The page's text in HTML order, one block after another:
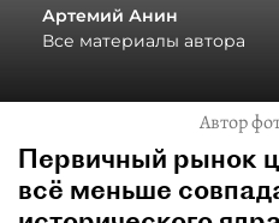
Артемий Анин
Все материалы автора
Автор
Первичный рынок
всё меньше